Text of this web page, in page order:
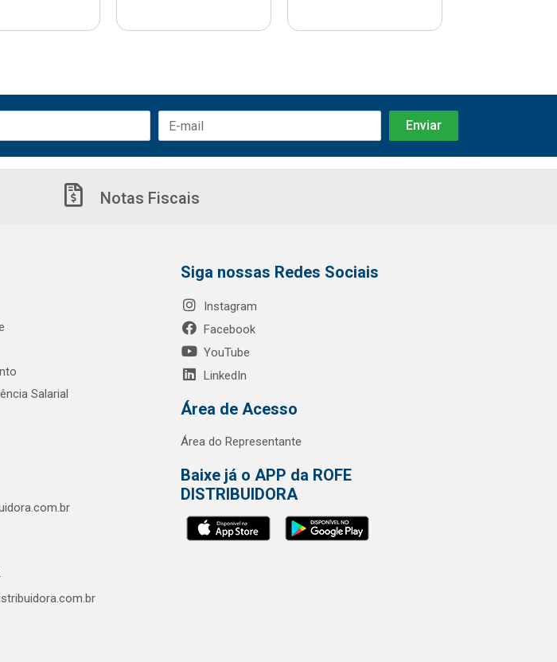
Notas Fiscais
Salarial
Siga nossas Redes Sociais
Instagram
Facebook
YouTube
LinkedIn
Área de Acesso
Área do Representante
Baixe já o APP da ROFE
DISTRIBUIDORA